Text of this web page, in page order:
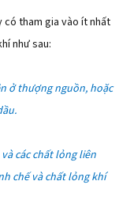
có tham gia vào ít nhất
như sau:
ở thượng nguồn, hoặc
các chất lỏng liên
chế và chất lỏng khí